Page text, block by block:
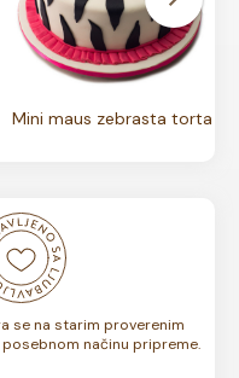
Mini maus zebrasta torta
se na starim proverenim
načinu pripreme.